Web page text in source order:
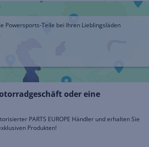
Powersports-Teile bei Ihren Lieblingsläden
oder eine
PARTS EUROPE Händler und erhalten Sie
Produkten!